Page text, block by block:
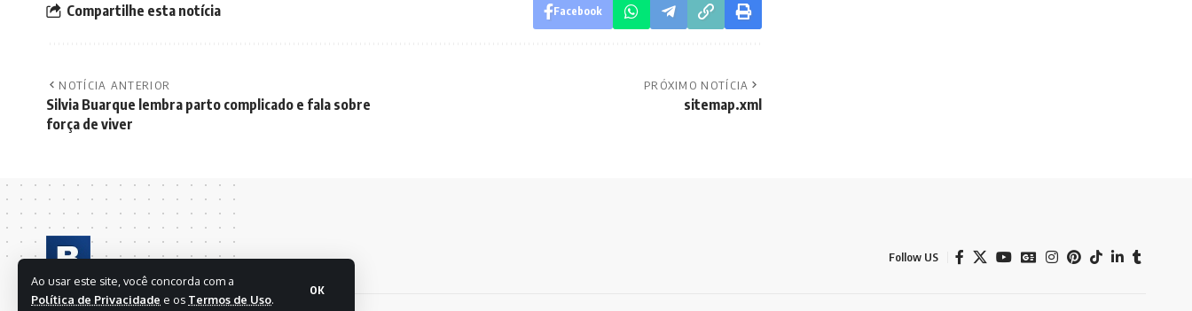
Ao usar este site, você concorda com a
Política de Privacidade e os Termos de Uso.
OK
Compartilhe esta notícia Facebook
NOTÍCIA ANTERIOR
Silvia Buarque lembra parto complicado e fala sobre
força de viver
PRÓXIMO NOTÍCIA
sitemap.xml
Follow US